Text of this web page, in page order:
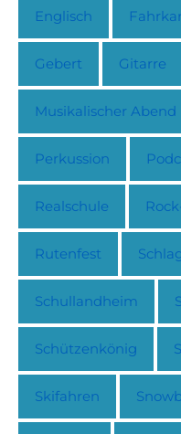
Englisch
Gebert Gitarre
Musikalischer Abend
Perkussion
Realschule
Rutenfest
Schullandheim
Schützenkönig
Skifahren